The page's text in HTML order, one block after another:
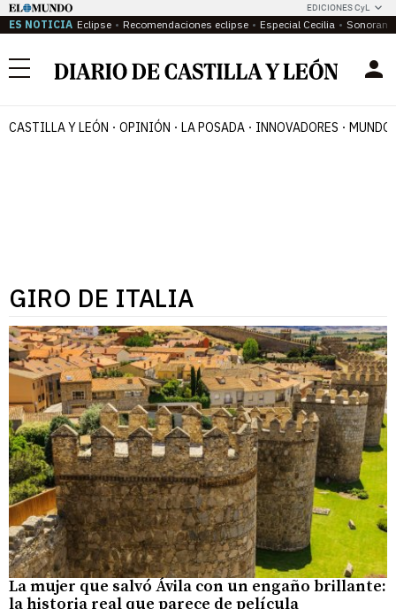
EDICIONES CyL
ES NOTICIA Eclipse Recomendaciones eclipse Especial Cecilia
Menú
CASTILLA Y LEÓN OPINIÓN LA POSADA INNOVADORES MUNDO
GIRO DE ITALIA
La mujer que salvó Ávila con un engaño brillante:
la historia real que parece de película